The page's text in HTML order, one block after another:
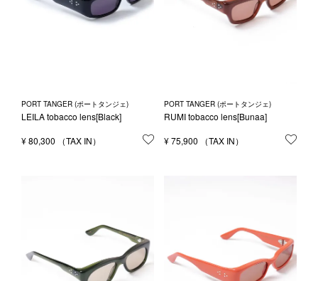
PORT TANGER (ポートタンジェ)
LEILA tobacco lens[Black]
¥80,300 お気に入りに登録する
PORT TANGER (ポートタンジェ)
RUMI tobacco lens[Bunaa]
¥75,900